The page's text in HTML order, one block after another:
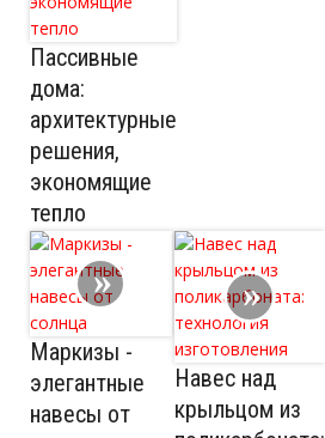
Пассивные
дома:
архитектурные
решения,
экономящие
тепло
Маркизы -
элегантные
навесы от
Навес над
крыльцом из